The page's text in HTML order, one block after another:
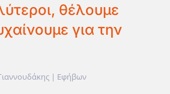
θέλουμε
για την
| Εφήβων